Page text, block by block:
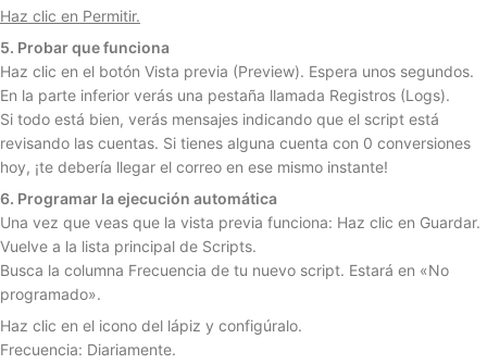
Haz clic en Permitir.
5. Probar que funciona
Haz clic en el botón Vista previa (Preview). Espera unos segundos.
En la parte inferior verás una pestaña llamada Registros (Logs).
Si todo está bien, verás mensajes indicando que el script está
revisando las cuentas. Si tienes alguna cuenta con 0 conversiones
hoy, ¡te debería llegar el correo en ese mismo instante!
6. Programar la ejecución automática
Una vez que veas que la vista previa funciona: Haz clic en Guardar.
Vuelve a la lista principal de Scripts.
Busca la columna Frecuencia de tu nuevo script. Estará en «No
programado».
Haz clic en el icono del lápiz y configúralo.
Frecuencia: Diariamente.